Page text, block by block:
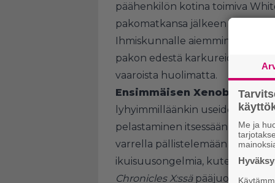
päähenkilön kotina toimiva
pakomatkansa jälkeen päätyy
Ihmiskunnalle aiemmin tyystin
pakon edestä karkureiden uusi
vaaroista huolimatta.
Ensimmäisen Xenoblade-
lyhyimmilläänkin useiden
pelastaminen itsessään ei ole
varrella pällistelemään
ikuisuusongelmia, kuten
Chronicles X:ssäpääjuoni ei ole
Me ja